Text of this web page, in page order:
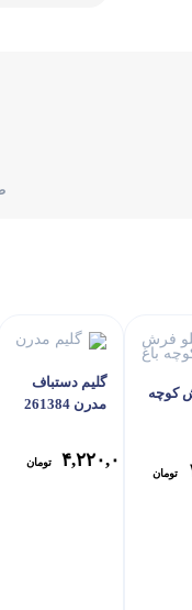
کوچه
تومان
گلیم دستباف
مدرن 261384
۴,۲۲۰,۰۰۰ تومان